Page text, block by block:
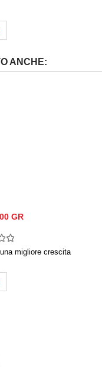
ANCHE:
GR
migliore crescita